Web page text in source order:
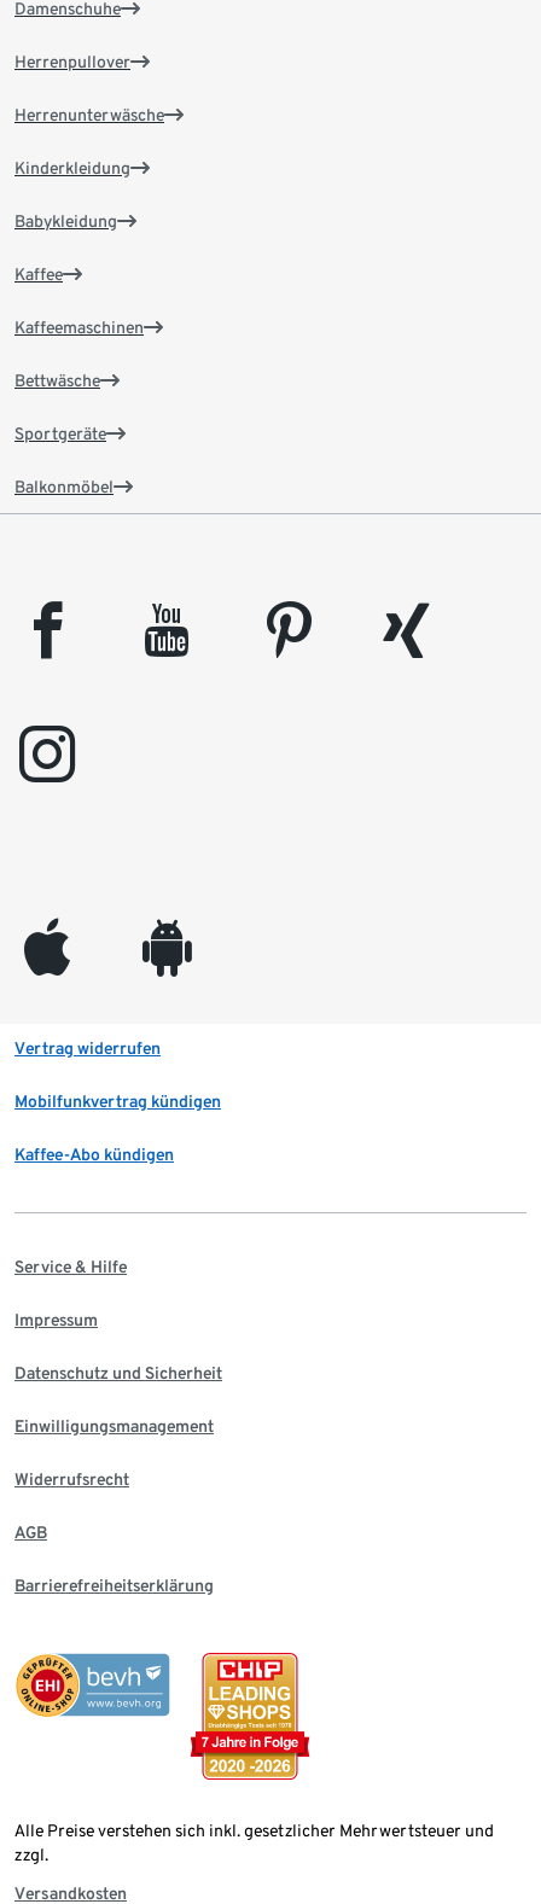
Damenschuhe
Herrenpullover
Herrenunterwäsche
Kinderkleidung
Babykleidung
Kaffee
Kaffeemaschinen
Bettwäsche
Sportgeräte
Balkonmöbel
facebook youtube pinterest
xing
instagram
appleinc android
Vertrag widerrufen
Mobilfunkvertrag kündigen
Kaffee-Abo kündigen
Service & Hilfe
Impressum
Datenschutz und Sicherheit
Einwilligungsmanagement
Widerrufsrecht
AGB
Barrierefreiheitserklärung
Alle Preise verstehen sich inkl. gesetzlicher Mehrwertsteuer und
zzgl.
Versandkosten